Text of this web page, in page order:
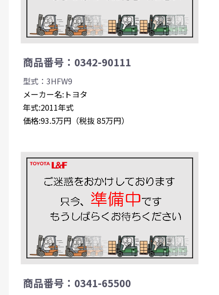
商品番号：0342-90111
型式：3HFW9
メーカー名:トヨタ
年式:2011年式
価格:93.5万円（税抜 85万円）
商品番号：0341-65500